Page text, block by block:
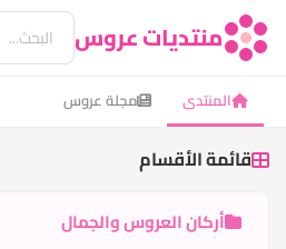
منتديات عروس
المنتدى مجلة عروس
قائمة الأقسام
أركان العروس والجمال